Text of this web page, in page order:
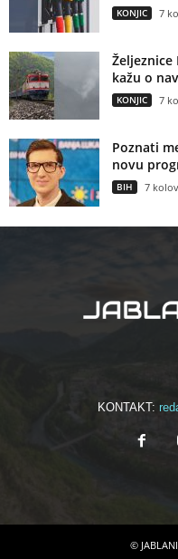
KONJIC 7
Željeznice
kažu o
KONJIC 7
Poznati
novu
BIH 7
KONTAKT:
©